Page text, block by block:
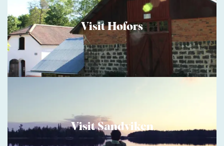
Visit Hofors
Visit Sandviken